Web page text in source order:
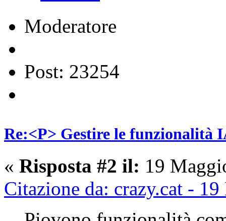
Moderatore
Post: 23254
Re:<P> Gestire le funzionalità
« Risposta #2 il: 19
Citazione da: crazy.cat -